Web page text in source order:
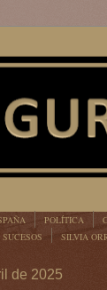
POLÍTICA
SUCESOS SILVIA
de 2025